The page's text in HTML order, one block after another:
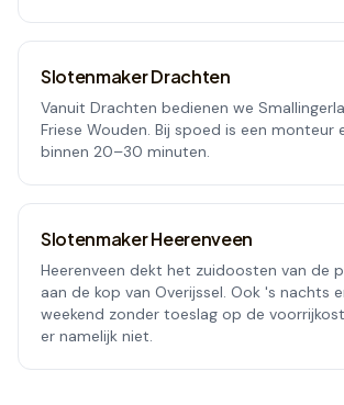
SlotenmakerDrachten
Vanuit Drachten bedienen we
Friese Wouden. Bij spoed is een monteur
binnen 20–30 minuten.
SlotenmakerHeerenveen
Heerenveen dekt het zuidoosten van de
aan de kop van Overijssel. Ook 's nachts
weekend zonder toeslag op de
er namelijk niet.